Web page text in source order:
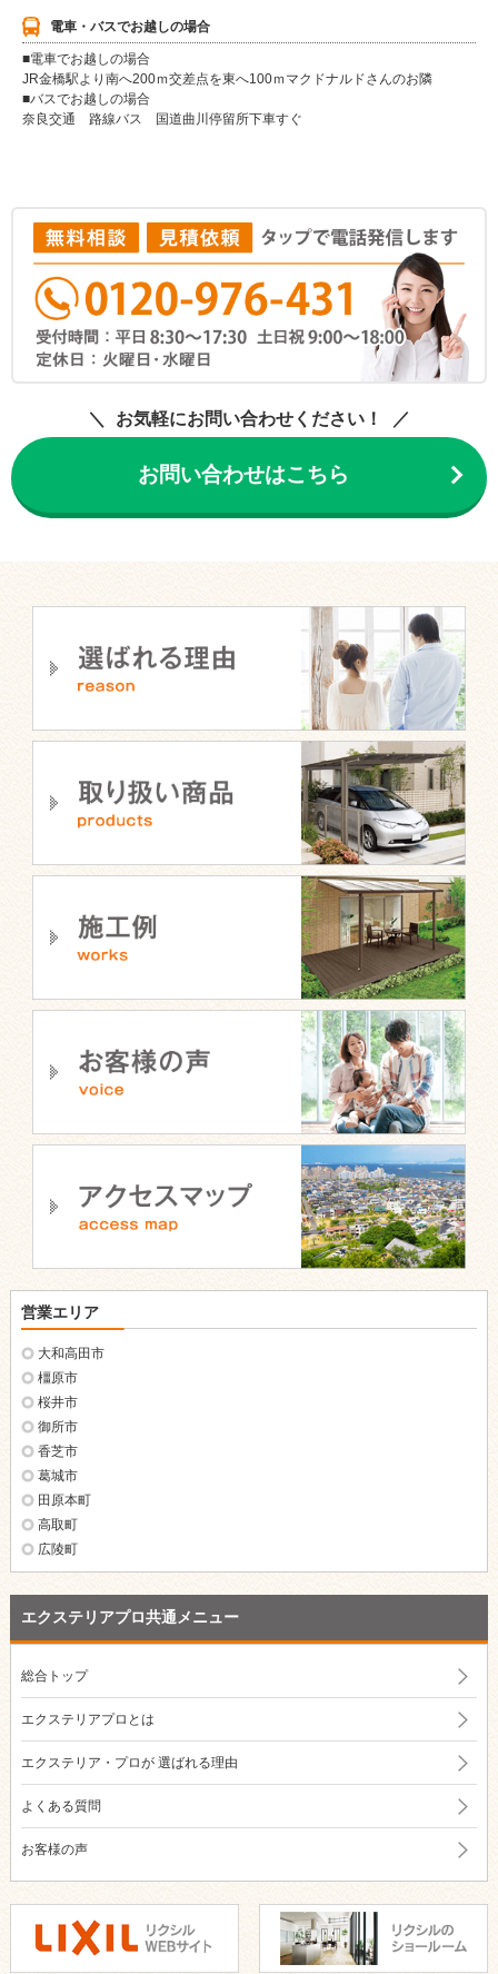
電車・バスでお越しの場合
■電車でお越しの場合
JR金橋駅より南へ200ｍ交差点を東へ100ｍマクドナルドさんのお隣
■バスでお越しの場合
奈良交通 路線バス 国道曲川停留所下車すぐ
お気軽にお問い合わせください！
お問い合わせはこちら
エクステリアプロ共通メニュー
総合トップ
エクステリアプロとは
エクステリア・プロが選ばれる理由
よくある質問
お客様の声
営業エリア
大和高田市
橿原市
桜井市
御所市
香芝市
葛城市
田原本町
高取町
広陵町